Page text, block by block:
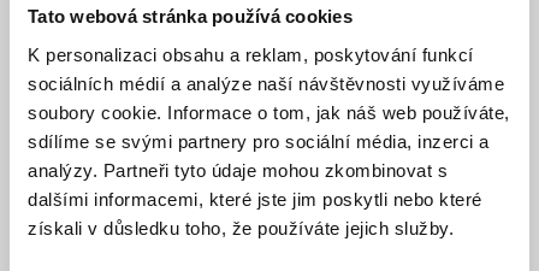
Tato webová stránka používá cookies
K personalizaci obsahu a reklam, poskytování funkcí
sociálních médií a analýze naší návštěvnosti využíváme
soubory cookie. Informace o tom, jak náš web používáte,
sdílíme se svými partnery pro sociální média, inzerci a
analýzy. Partneři tyto údaje mohou zkombinovat s
dalšími informacemi, které jste jim poskytli nebo které
získali v důsledku toho, že používáte jejich služby.
Samolepka CCTV - Střeženo kamerami se
Dostupnost:Skladem
29 Kč
Detail Do košíku